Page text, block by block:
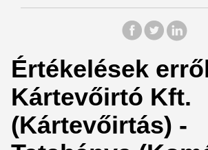
Értékelések
Kártevőirtó Kft.
(Kártevőirtás) -